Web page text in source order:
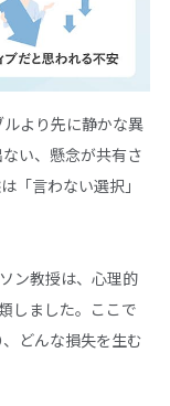
より先に静かな異
い、懸念が共有さ
「言わない選択」
ン教授は、心理的
しました。ここで
どんな損失を生む